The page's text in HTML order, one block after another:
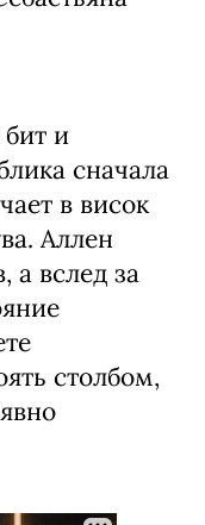
и
сначала
в висок
Аллен
а вслед за
столбом,